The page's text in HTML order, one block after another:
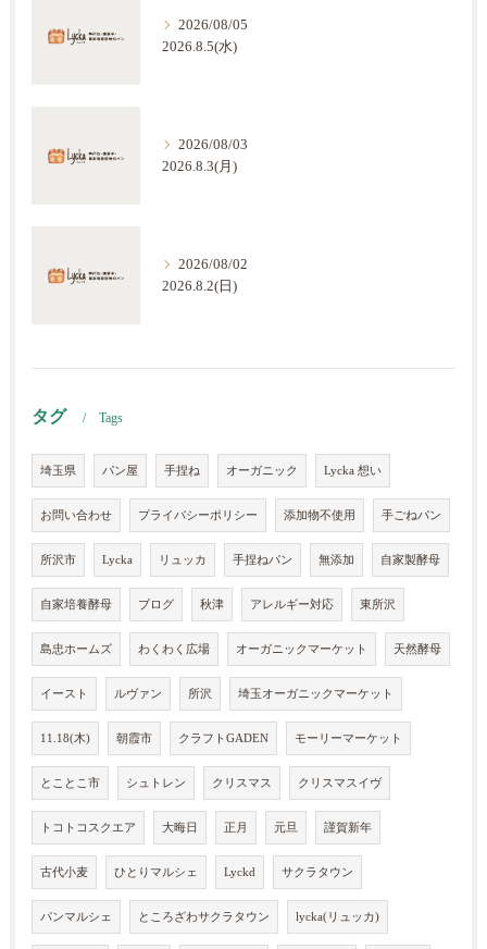
2026/08/05
2026.8.5(水)
2026/08/03
2026.8.3(月)
2026/08/02
2026.8.2(日)
タグ Tags
埼玉県 パン屋 手捏ね オーガニック Lycka 想い
お問い合わせ プライバシーポリシー 添加物不使用 手ごねパン
所沢市 Lycka リュッカ 手捏ねパン 無添加 自家製酵母
自家培養酵母 ブログ 秋津 アレルギー対応 東所沢
島忠ホームズ わくわく広場 オーガニックマーケット 天然酵母
イースト ルヴァン 所沢 埼玉オーガニックマーケット
11.18(木) 朝霞市 クラフトGADEN モーリーマーケット
とことこ市 シュトレン クリスマス クリスマスイヴ
トコトコスクエア 大晦日 正月 元旦 謹賀新年
古代小麦 ひとりマルシェ Lyckd サクラタウン
パンマルシェ ところざわサクラタウン lycka(リュッカ)